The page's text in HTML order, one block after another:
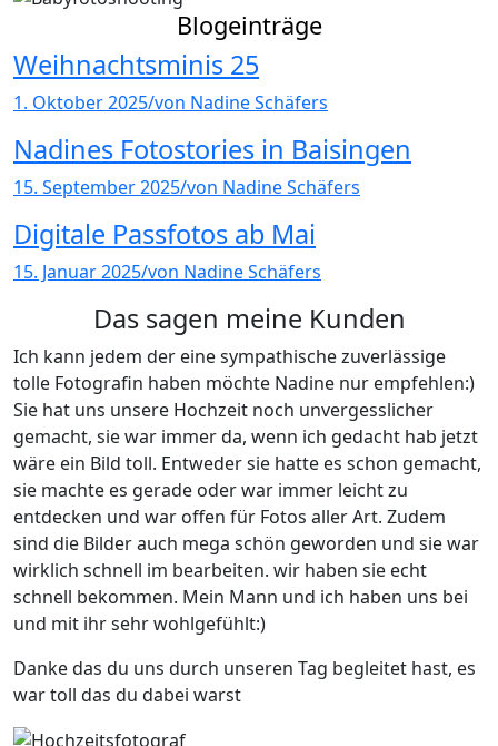
Blogeinträge
Weihnachtsminis 25
1. Oktober 2025/von Nadine Schäfers
Nadines Fotostories in Baisingen
15. September 2025/von Nadine Schäfers
Digitale Passfotos ab Mai
15. Januar 2025/von Nadine Schäfers
Das sagen meine Kunden
Ich kann jedem der eine sympathische zuverlässige
tolle Fotografin haben möchte Nadine nur empfehlen:)
Sie hat uns unsere Hochzeit noch unvergesslicher
gemacht, sie war immer da, wenn ich gedacht hab jetzt
wäre ein Bild toll. Entweder sie hatte es schon gemacht,
sie machte es gerade oder war immer leicht zu
entdecken und war offen für Fotos aller Art. Zudem
sind die Bilder auch mega schön geworden und sie war
wirklich schnell im bearbeiten. wir haben sie echt
schnell bekommen. Mein Mann und ich haben uns bei
und mit ihr sehr wohlgefühlt:)
Danke das du uns durch unseren Tag begleitet hast, es
war toll das du dabei warst